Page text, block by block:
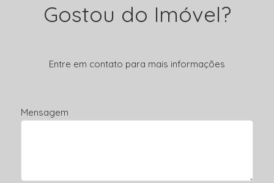
Gostou do Imóvel?
Entre em contato para mais informações
Mensagem